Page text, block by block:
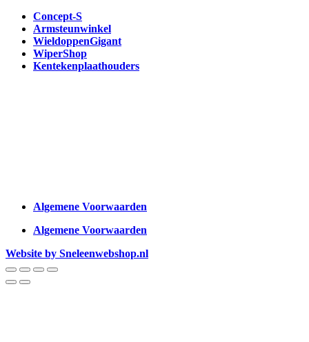
Concept-S
Armsteunwinkel
WieldoppenGigant
WiperShop
Kentekenplaathouders
Algemene Voorwaarden
Algemene Voorwaarden
Website by Sneleenwebshop.nl